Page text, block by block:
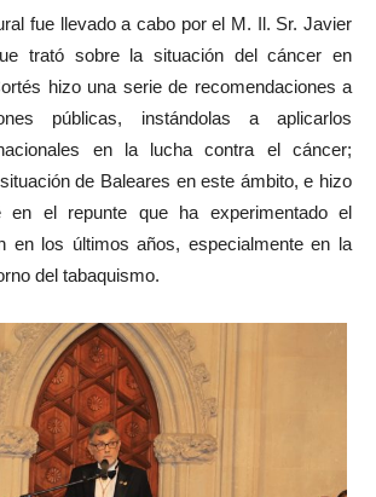
fue llevado a cabo por el M. Il. Sr. Javier
trató sobre la situación del cáncer en
hizo una serie de recomendaciones a
públicas, instándolas a aplicarlos
en la lucha contra el cáncer;
de Baleares en este ámbito, e hizo
en el repunte que ha experimentado el
en los últimos años, especialmente en la
del tabaquismo.